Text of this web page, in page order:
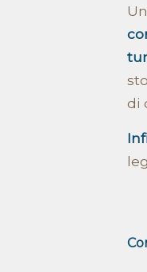
di